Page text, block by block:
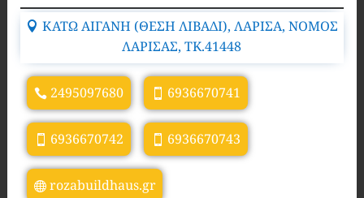
ΚΑΤΩ ΑΙΓΑΝΗ (ΘΕΣΗ ΛΙΒΑΔΙ), ΛΑΡΙΣΑ, ΝΟΜΟΣ
ΛΑΡΙΣΑΣ, TK.41448
2495097680 6936670741
6936670742 6936670743
rozabuildhaus.gr